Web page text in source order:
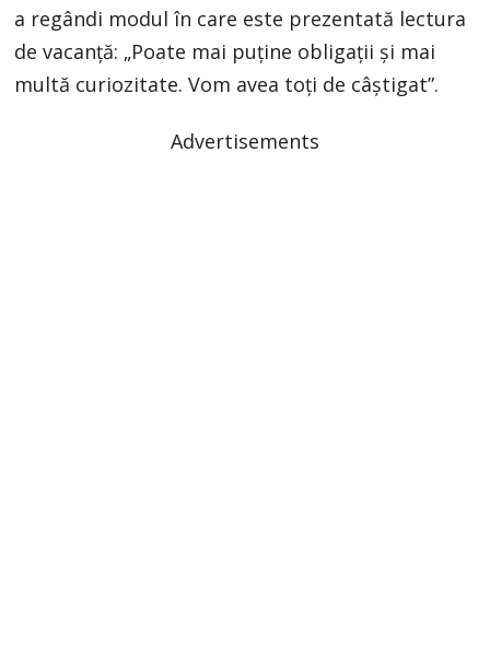
a regândi modul în care este prezentată lectura
de vacanță: „Poate mai puține obligații și mai
multă curiozitate. Vom avea toți de câștigat”.
Advertisements